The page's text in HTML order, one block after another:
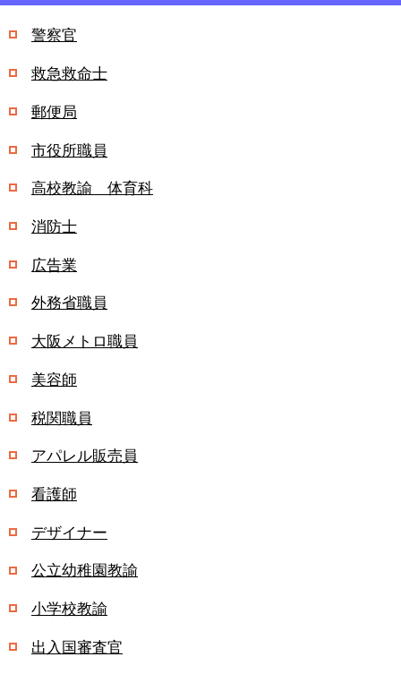
警察官
救急救命士
郵便局
市役所職員
高校教諭 体育科
消防士
広告業
外務省職員
大阪メトロ職員
美容師
税関職員
アパレル販売員
看護師
デザイナー
公立幼稚園教諭
小学校教諭
出入国審査官